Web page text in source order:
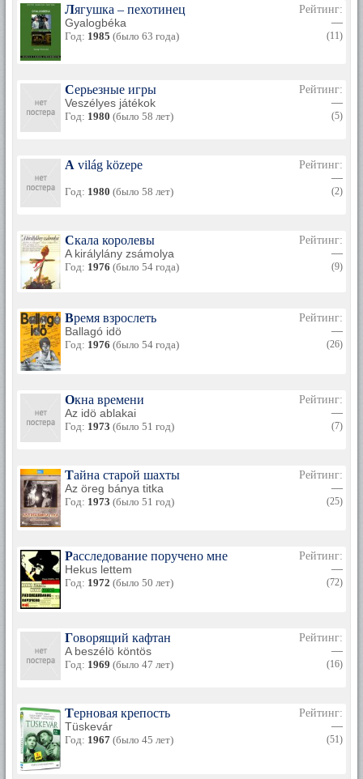
Лягушка – пехотинец
Gyalogbéka
Год: 1985 (было 63 года)
Рейтинг:
—
(11)
Серьезные игры
Veszélyes játékok
Год: 1980 (было 58 лет)
Рейтинг:
—
(5)
A világ közepe
Год: 1980 (было 58 лет)
Рейтинг:
—
(2)
Скала королевы
A királylány zsámolya
Год: 1976 (было 54 года)
Рейтинг:
—
(9)
Время взрослеть
Ballagó idö
Год: 1976 (было 54 года)
Рейтинг:
—
(26)
Окна времени
Az idö ablakai
Год: 1973 (было 51 год)
Рейтинг:
—
(7)
Тайна старой шахты
Az öreg bánya titka
Год: 1973 (было 51 год)
Рейтинг:
—
(25)
Расследование поручено мне
Hekus lettem
Год: 1972 (было 50 лет)
Рейтинг:
—
(72)
Говорящий кафтан
A beszélö köntös
Год: 1969 (было 47 лет)
Рейтинг:
—
(16)
Терновая крепость
Tüskevár
Год: 1967 (было 45 лет)
Рейтинг:
—
(51)